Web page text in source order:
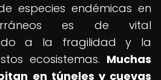
especies endémicas en
es de vital
a la fragilidad y la
ecosistemas. Muchas
en túneles y cuevas